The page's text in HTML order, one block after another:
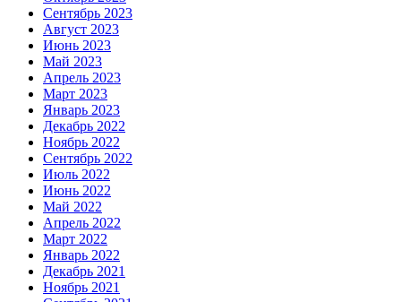
Сентябрь 2023
Август 2023
Июнь 2023
Май 2023
Апрель 2023
Март 2023
Январь 2023
Декабрь 2022
Ноябрь 2022
Сентябрь 2022
Июль 2022
Июнь 2022
Май 2022
Апрель 2022
Март 2022
Январь 2022
Декабрь 2021
Ноябрь 2021